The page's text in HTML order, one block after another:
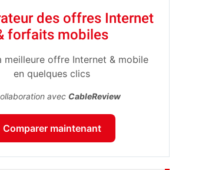
des offres Internet
forfaits mobiles
meilleure offre Internet & mobile
en quelques clics
avec CableReview
Comparer maintenant